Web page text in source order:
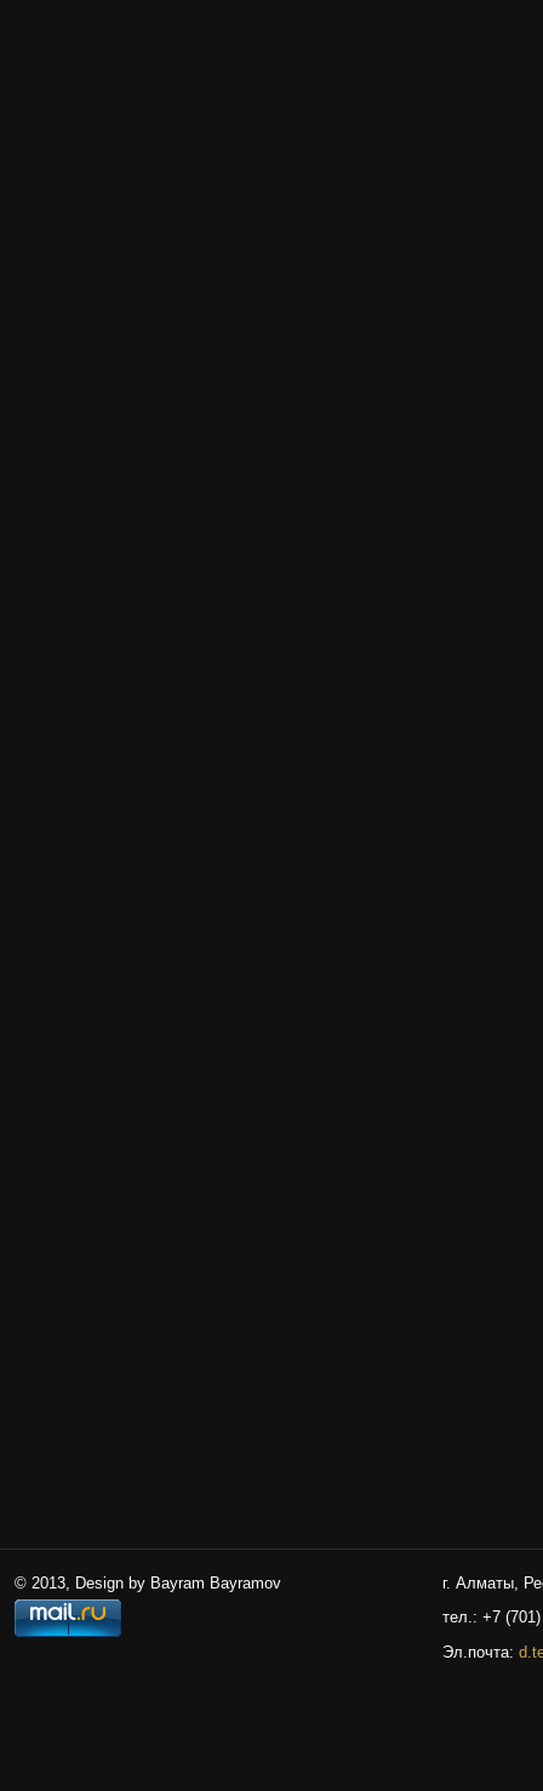
© 2013, Design by Bayram Bayramov
г. Алматы,
тел.: +7
Эл.почта: